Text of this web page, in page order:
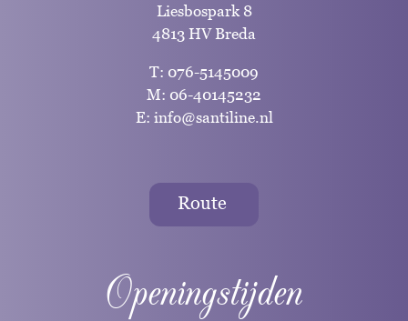
Liesbospark 8
4813 HV Breda
T: 076-5145009
M: 06-40145232
E: info@santiline.nl
Route
Openingstijden